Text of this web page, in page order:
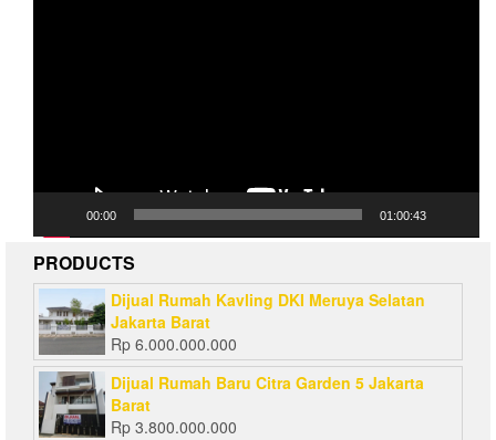
00:00 01:00:43
PRODUCTS
Dijual Rumah Kavling DKI Meruya Selatan
Jakarta Barat
Rp 6.000.000.000
Dijual Rumah Baru Citra Garden 5 Jakarta
Barat
Rp 3.800.000.000